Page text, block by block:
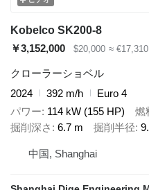
Kobelco SK200-8
￥3,152,000
$20,000 ≈ €17,310
クローラーショベル
2024
392 m/h
Euro 4
パワー 114 kW (155 HP) 燃
掘削深さ
6.7 m 掘削半径
中国, Shanghai